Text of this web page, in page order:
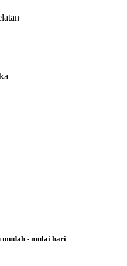
mudah - mulai hari